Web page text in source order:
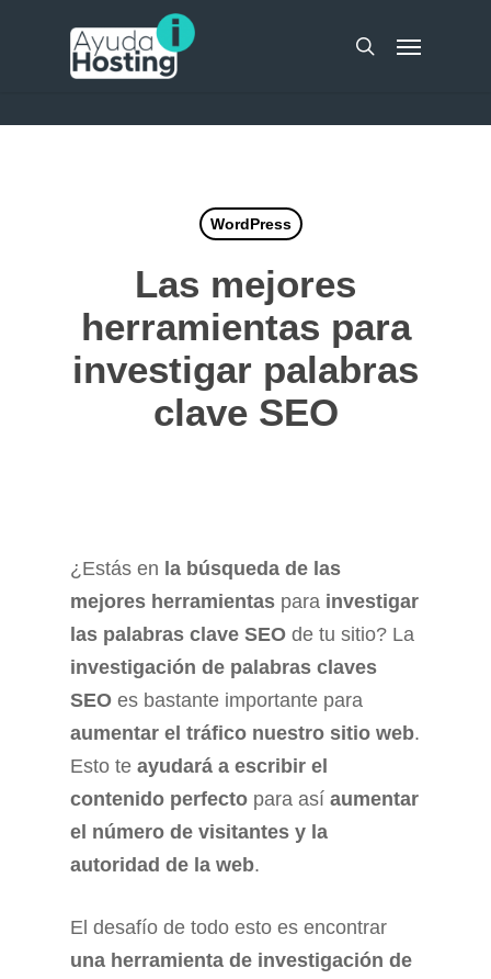
search
Menu
WordPress
Las mejores
herramientas para
investigar palabras
clave SEO
¿Estás en la búsqueda de las
mejores herramientas para investigar
las palabras clave SEO de tu sitio? La
investigación de palabras claves
SEO es bastante importante para
aumentar el tráfico nuestro sitio web.
Esto te ayudará a escribir el
contenido perfecto para así aumentar
el número de visitantes y la
autoridad de la web.
El desafío de todo esto es encontrar
una herramienta de investigación de